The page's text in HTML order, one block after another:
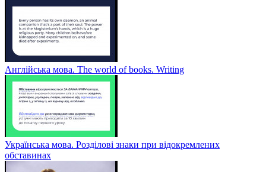
Англійська мова. The world of books. Writing
Українська мова. Розділові знаки при відокремлених
обставинах